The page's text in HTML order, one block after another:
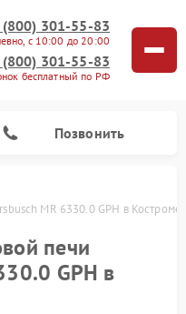
(800) 301-55-83
с 10:00 до 20:00
(800) 301-55-83
бесплатный по РФ
Позвонить
MR 6330.0 GPH в Костроме
печи
GPH в